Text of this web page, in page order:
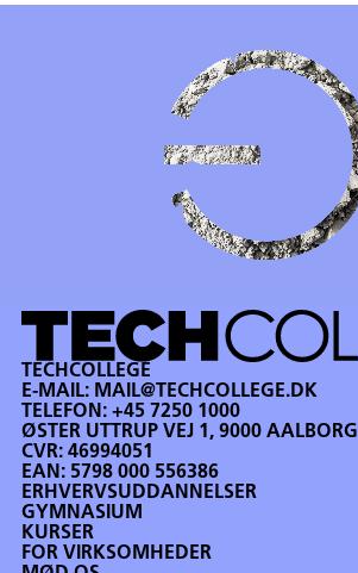
TECHCOLLEGE
E-MAIL: MAIL@TECHCOLLEGE.DK
TELEFON:+45 7250 1000
ØSTER UTTRUP VEJ 1, 9000 AALBORG
CVR: 46994051
EAN: 5798 000 556386
ERHVERVSUDDANNELSER
GYMNASIUM
KURSER
FOR VIRKSOMHEDER